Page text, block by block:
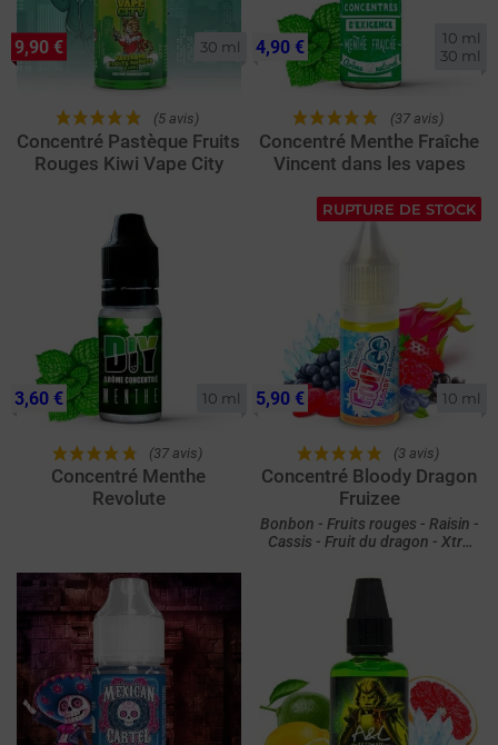
30 ml
(5 avis)
Concentré Pastèque Fruits
Rouges Kiwi Vape City
9,90 €
10 ml
30 ml
(37 avis)
Concentré Menthe Fraîche
Vincent dans les vapes
4,90 €
10 ml
(37 avis)
Concentré Menthe
Revolute
3,60 €
RUPTURE DE STOCK
10 ml
(3 avis)
Concentré Bloody Dragon
Fruizee
Bonbon - Fruits rouges - Raisin -
Cassis - Fruit du dragon - Xtra
5,90 €